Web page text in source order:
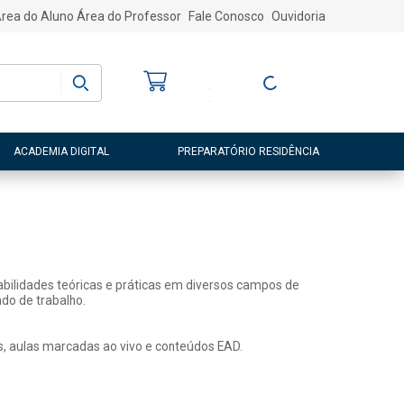
do Aluno Área do Professor Fale Conosco Ouvidoria
Entre ou Cadastre-
ACADEMIA DIGITAL PREPARATÓRIO RESIDÊNCIA
teóricas e práticas em diversos campos de
de trabalho.
marcadas ao vivo e conteúdos EAD.